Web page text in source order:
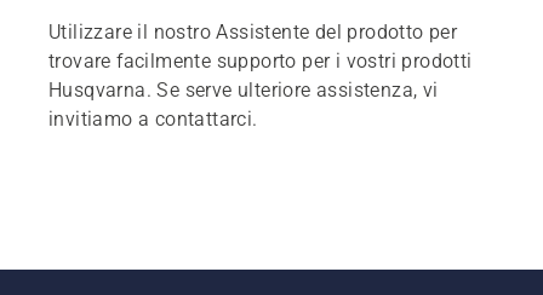
Utilizzare il nostro Assistente del prodotto per
trovare facilmente supporto per i vostri prodotti
Husqvarna. Se serve ulteriore assistenza, vi
invitiamo a contattarci.